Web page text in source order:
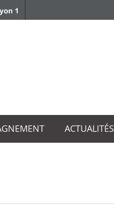
ACTUALITÉS